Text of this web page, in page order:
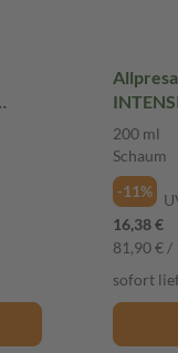
200 ml
Schaum
-11%
16,38 €
81,90 € /
sofort